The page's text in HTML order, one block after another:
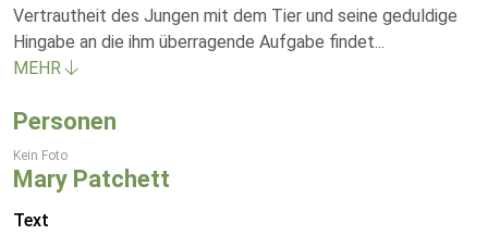
Vertrautheit des Jungen mit dem Tier und seine geduldige
Hingabe an die ihm überragende Aufgabe findet...
MEHR
Personen
Kein Foto
Mary Patchett
Text